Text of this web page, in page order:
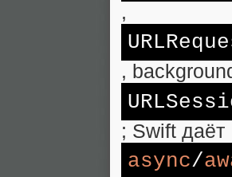
,
,
; Swift даёт
async/